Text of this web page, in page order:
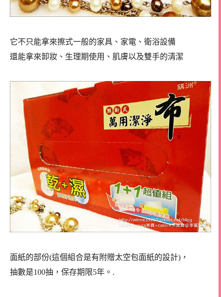
它不只能拿來擦式一般的家具、家電、衛浴設備
還能拿來卸妝、生理期使用、肌膚以及雙手的清潔
面紙的部份(這個組合是有附贈太空包面紙的設計)，
抽數是100抽，保存期限5年。.